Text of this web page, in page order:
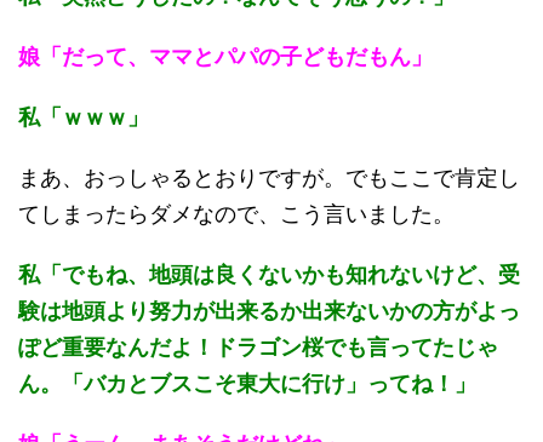
娘「だって、ママとパパの子どもだもん」
私「ｗｗｗ」
まあ、おっしゃるとおりですが。でもここで肯定し
てしまったらダメなので、こう言いました。
私「でもね、地頭は良くないかも知れないけど、受
験は地頭より努力が出来るか出来ないかの方がよっ
ぽど重要なんだよ！ドラゴン桜でも言ってたじゃ
ん。「バカとブスこそ東大に行け」ってね！」